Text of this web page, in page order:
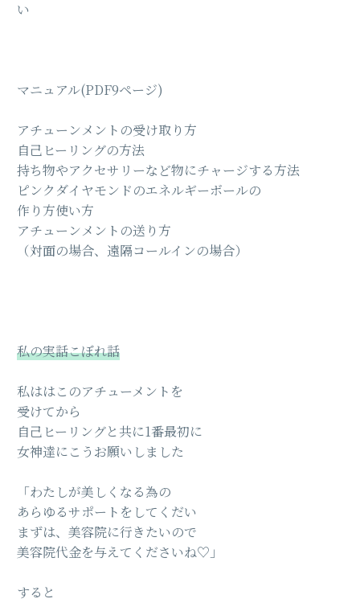
い
マニュアル(PDF9ページ)
アチューンメントの受け取り方
自己ヒーリングの方法
持ち物やアクセサリーなど物にチャージする方法
ピンクダイヤモンドのエネルギーボールの
作り方使い方
アチューンメントの送り方
（対面の場合、遠隔コールインの場合）
私の実話こぼれ話
私ははこのアチューメントを
受けてから
自己ヒーリングと共に1番最初に
女神達にこうお願いしました
「わたしが美しくなる為の
あらゆるサポートをしてくだい
まずは、美容院に行きたいので
美容院代金を与えてくださいね♡」
すると